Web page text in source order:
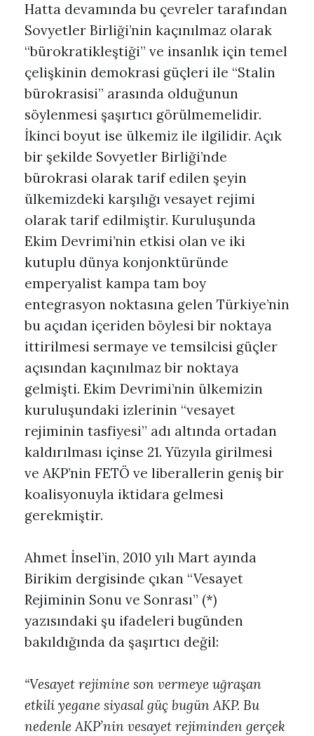
Hatta devamında bu çevreler tarafından
Sovyetler Birliği’nin kaçınılmaz olarak
“bürokratikleştiği” ve insanlık için temel
çelişkinin demokrasi güçleri ile “Stalin
bürokrasisi” arasında olduğunun
söylenmesi şaşırtıcı görülmemelidir.
İkinci boyut ise ülkemiz ile ilgilidir. Açık
bir şekilde Sovyetler Birliği’nde
bürokrasi olarak tarif edilen şeyin
ülkemizdeki karşılığı vesayet rejimi
olarak tarif edilmiştir. Kuruluşunda
Ekim Devrimi’nin etkisi olan ve iki
kutuplu dünya konjonktüründe
emperyalist kampa tam boy
entegrasyon noktasına gelen Türkiye’nin
bu açıdan içeriden böylesi bir noktaya
ittirilmesi sermaye ve temsilcisi güçler
açısından kaçınılmaz bir noktaya
gelmişti. Ekim Devrimi’nin ülkemizin
kuruluşundaki izlerinin “vesayet
rejiminin tasfiyesi” adı altında ortadan
kaldırılması içinse 21. Yüzyıla girilmesi
ve AKP’nin FETÖ ve liberallerin geniş bir
koalisyonuyla iktidara gelmesi
gerekmiştir.
Ahmet İnsel’in, 2010 yılı Mart ayında
Birikim dergisinde çıkan “Vesayet
Rejiminin Sonu ve Sonrası” (*)
yazısındaki şu ifadeleri bugünden
bakıldığında da şaşırtıcı değil:
“Vesayet rejimine son vermeye uğraşan
etkili yegane siyasal güç bugün AKP. Bu
nedenle AKP’nin vesayet rejiminden gerçek